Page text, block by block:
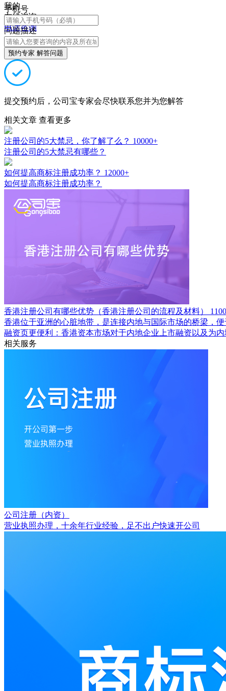
我的
在线咨询
电话咨询
手机号
问题描述
预约专家 解答问题
提交预约后，公司宝专家会尽快联系您并为您解答
相关文章 查看更多
注册公司的5大禁忌，你了解了么？ 10000+
注册公司的5大禁忌有哪些？
如何提高商标注册成功率？ 12000+
如何提高商标注册成功率？
香港注册公司有哪些优势（香港注册公司的流程及材料）
香港位于亚洲的心脏地带，是连接内地与国际市场的桥梁，
融资页更便利：香港资本市场对于内地企业上市融资以及为
相关服务
公司注册（内资）
营业执照办理，十余年行业经验，足不出户快速开公司